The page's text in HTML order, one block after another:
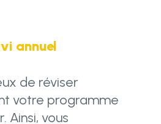
annuel
de réviser
votre programme
Ainsi, vous